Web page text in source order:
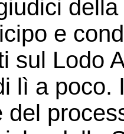
e
sul Lodo
lì a poco.
del